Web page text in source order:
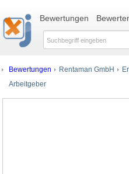
Bewertungen
Bewertungen Rentaman GmbH
Arbeitgeber